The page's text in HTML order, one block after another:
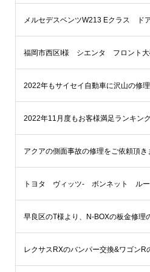
福岡市西区I様 シエンタ フロント
早良区のT様より、N-BOXの板金修理